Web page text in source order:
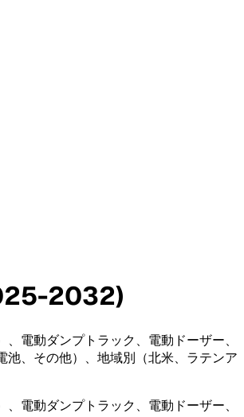
2032)
電動ダンプトラック、電動ドーザー、
、その他）、地域別（北米、ラテンア
電動ダンプトラック、電動ドーザー、